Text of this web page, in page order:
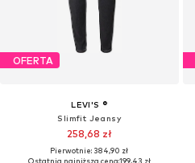
OFERTA
LEVI'S ®
Slimfit Jeansy
258,68 zł
Pierwotnie: 384,90 zł